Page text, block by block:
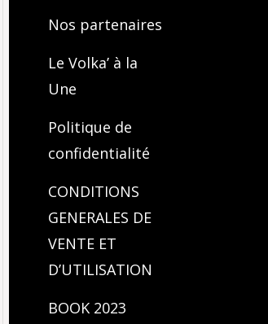
Nos partenaires
Le Volka’ à la
Une
Politique de
confidentialité
CONDITIONS
GENERALES DE
VENTE ET
D’UTILISATION
BOOK 2023